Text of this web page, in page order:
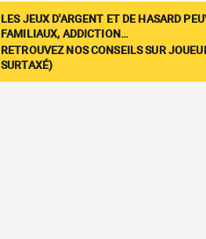
LES JEUX D'ARGENT ET DE HASARD
FAMILIAUX, ADDICTION…
RETROUVEZ NOS CONSEILS SUR
SURTAXÉ)